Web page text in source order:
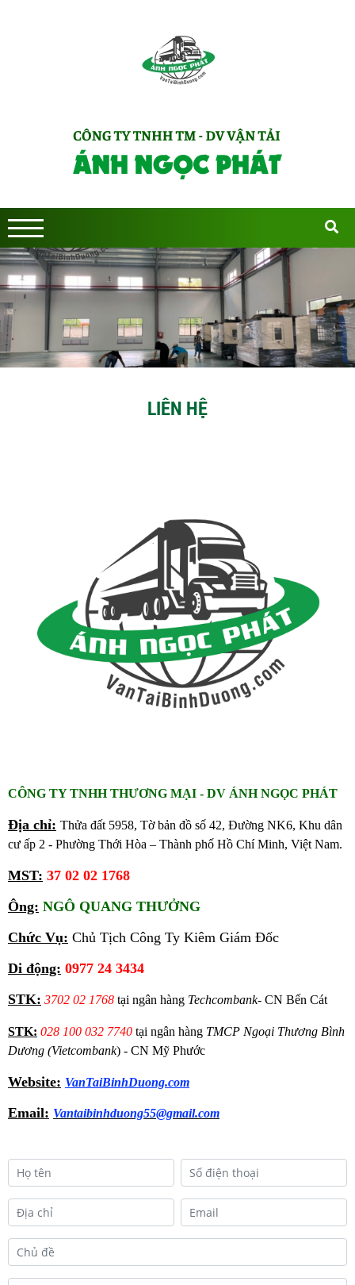
LIÊN HỆ
CÔNG TY TNHH THƯƠNG MẠI - DV ÁNH NGỌC PHÁT
Địa chỉ: Thửa đất 5958, Tờ bản đồ số 42, Đường NK6, Khu dân
cư ấp 2 - Phường Thới Hòa – Thành phố Hồ Chí Minh, Việt Nam.
MST: 37 02 02 1768
Ông: NGÔ QUANG THƯỞNG
Chức Vụ: Chủ Tịch Công Ty Kiêm Giám Đốc
Di động: 0977 24 3434
STK: 3702 02 1768 tại ngân hàng Techcombank- CN Bến Cát
STK: 028 100 032 7740 tại ngân hàng TMCP Ngoại Thương Bình
Dương (Vietcombank) - CN Mỹ Phước
Website: VanTaiBinhDuong.com
Email: Vantaibinhduong55@gmail.com